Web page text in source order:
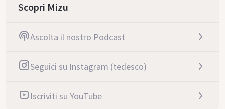
Scopri Mizu
Ascolta il nostro Podcast
Seguici su Instagram (tedesco)
Iscriviti su YouTube